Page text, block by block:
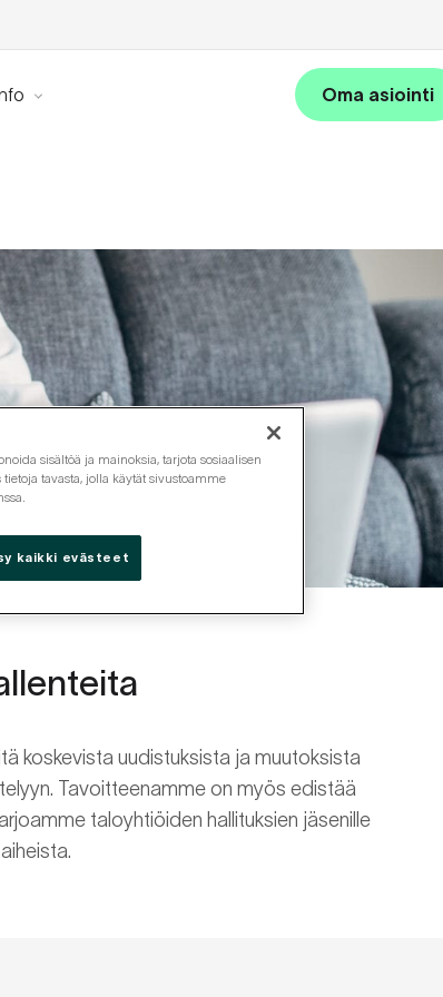
Oma asiointi
koskevista uudistuksista ja muutoksista
Tavoitteenamme on myös edistää
taloyhtiöiden hallituksien jäsenille
sisältöä ja mainoksia, tarjota sosiaalisen
tavasta, jolla käytät sivustoamme
kaikki evästeet